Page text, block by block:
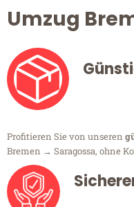
Umzug
Profitieren Sie von unseren
Bremen → Saragossa, ohne